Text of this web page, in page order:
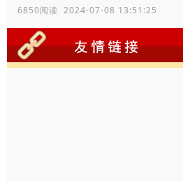
6850阅读 2024-07-08 13:51:25